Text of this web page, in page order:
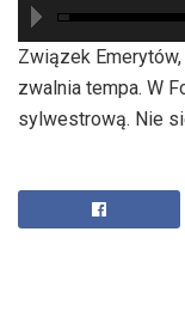
Związek
zwalnia tempa. W
sylwestrową. Nie